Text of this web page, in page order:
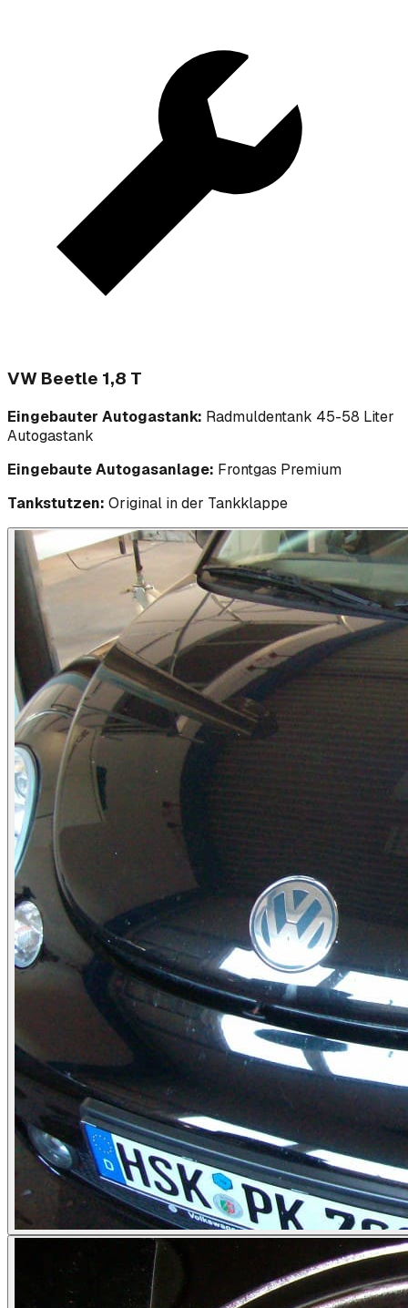
VW Beetle 1,8 T
Eingebauter Autogastank: Radmuldentank 45-58 Liter
Autogastank
Eingebaute Autogasanlage: Frontgas Premium
Tankstutzen: Original in der Tankklappe